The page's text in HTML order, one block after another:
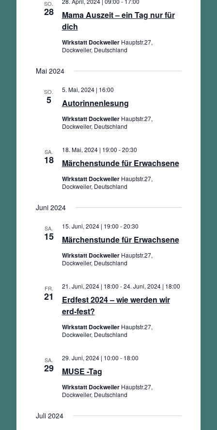
SO.
28
Mama Auszeit – ein Tag nur für
dich
Wirkstatt Dockweiler Hauptstr.27,
Dockweiler, Deutschland
Mai 2024
SO.
5 Autorinnenlesung
5. Mai, 2024 | 16:00
Wirkstatt Dockweiler Hauptstr.27,
Dockweiler, Deutschland
SA.
18 Märchenstunde für Erwachsene
18. Mai, 2024 | 19:00 -20:30
Wirkstatt Dockweiler Hauptstr.27,
Dockweiler, Deutschland
Juni 2024
SA.
15 Märchenstunde für Erwachsene
15. Juni, 2024 | 19:00 -20:30
Wirkstatt Dockweiler Hauptstr.27,
Dockweiler, Deutschland
FR.
21
Erdfest 2024 – wie werden wir
erd-fest?
21. Juni, 2024 | 18:00 -24. Juni, 2024 | 18:00
Wirkstatt Dockweiler Hauptstr.27,
Dockweiler, Deutschland
SA.
29 MUSE -Tag
29. Juni, 2024 | 10:00 - 18:00
Wirkstatt Dockweiler Hauptstr.27,
Dockweiler, Deutschland
Juli 2024